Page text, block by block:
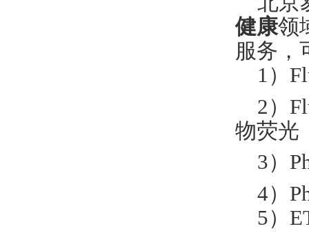
健康领
服务，
1 ）
2 ）
物荧光
3）
4）
5）